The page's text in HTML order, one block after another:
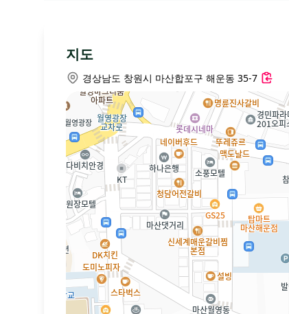
지도
경상남도 창원시 마산합포구 해운동 35-7